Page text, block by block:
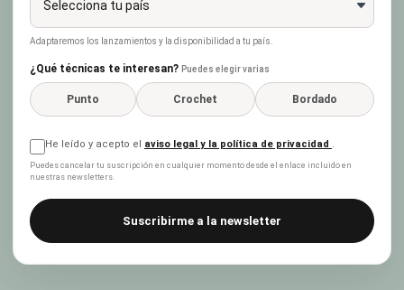
Adaptaremos los lanzamientos y la disponibilidad a tu país.
¿Qué técnicas te interesan? Puedes elegir varias
Punto Crochet Bordado
He leído y acepto el aviso legal y la política de privacidad .
Puedes cancelar tu suscripción en cualquier momento desde el enlace incluido en
nuestras newsletters.
Suscribirme a la newsletter